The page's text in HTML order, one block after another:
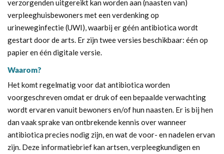
verzorgenden uitgereikt kan worden aan (naasten van)
verpleeghuisbewoners met een verdenking op
urineweginfectie (UWI), waarbij er géén antibiotica wordt
gestart door de arts. Er zijn twee versies beschikbaar: één op
papier en één digitale versie.
Waarom?
Het komt regelmatig voor dat antibiotica worden
voorgeschreven omdat er druk of een bepaalde verwachting
wordt ervaren vanuit bewoners en/of hun naasten. Er is bij hen
dan vaak sprake van ontbrekende kennis over wanneer
antibiotica precies nodig zijn, en wat de voor- en nadelen ervan
zijn. Deze informatiebrief kan artsen, verpleegkundigen en